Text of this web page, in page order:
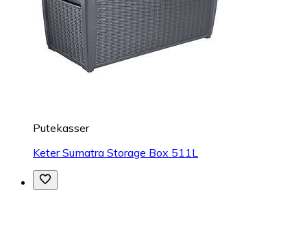
Putekasser
Keter Sumatra Storage Box 511L